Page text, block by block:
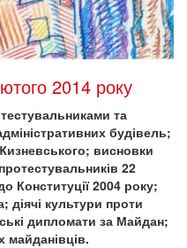
2014 року
та
будівель;
висновки
22
Конституції 2004 року;
діячі культури проти
дипломати за Майдан;